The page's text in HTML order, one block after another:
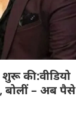
शुरू की:वीडियो
बोलीं – अब पैसे